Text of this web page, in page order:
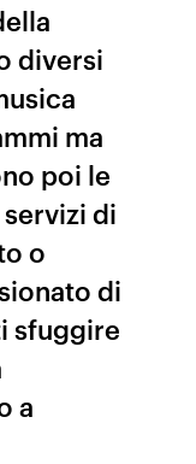
diversi
ma
poi le
di
o
di
sfuggire
a